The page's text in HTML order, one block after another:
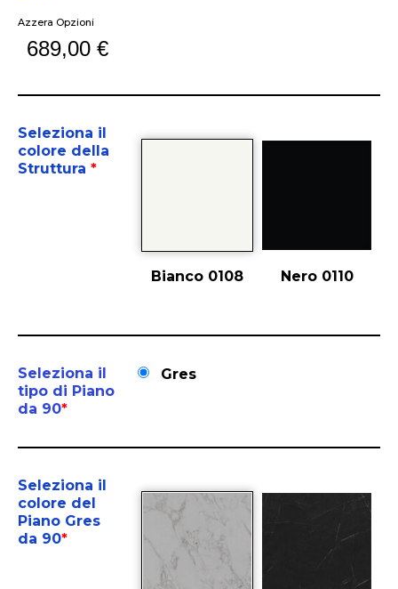
Azzera Opzioni
689,00 €
Seleziona il
colore della
Struttura *
Bianco 0108 Nero 0110
Seleziona il
tipo di Piano
da 90*
Gres
Seleziona il
colore del
Piano Gres
da 90*